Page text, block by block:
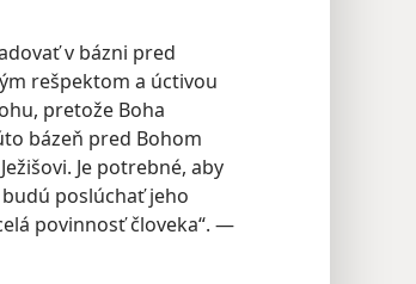
v bázni pred
rešpektom a úctivou
pretože Boha
bázeň pred Bohom
Je potrebné, aby
poslúchať jeho
povinnosť človeka“. —